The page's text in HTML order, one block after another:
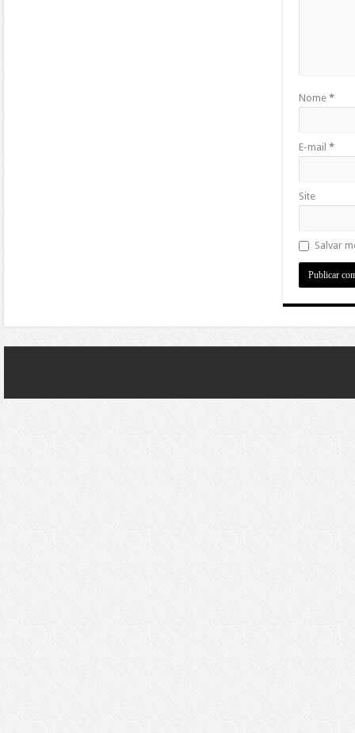
Nome *
E-mail *
Site
Salvar